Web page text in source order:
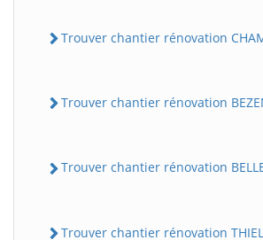
Trouver chantier rénovation
Trouver chantier rénovation
Trouver chantier rénovation
Trouver chantier rénovation